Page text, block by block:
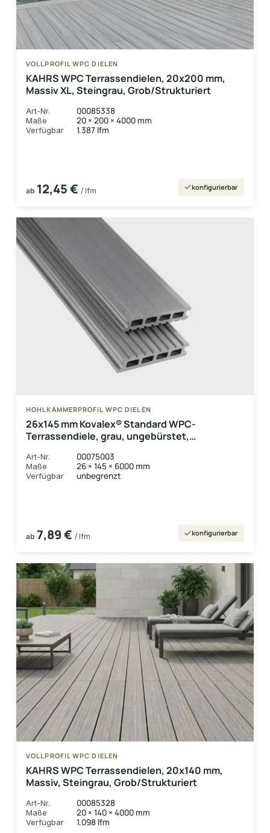
VOLLPROFIL WPC DIELEN
KAHRS WPC Terrassendielen, 20x200 mm,
Massiv XL, Steingrau, Grob/Strukturiert
Art-Nr. 00085338
Maße 20 × 200 × 4000 mm
Verfügbar 1.387 lfm
ab 12,45 € / lfm konfigurierbar
HOHLKAMMERPROFIL WPC DIELEN
26x145 mm Kovalex® Standard WPC-
Terrassendiele, grau, ungebürstet,
Profil: grob/fein
Art-Nr. 00075003
Maße 26 × 145 × 6000 mm
Verfügbar unbegrenzt
ab 7,89 € / lfm konfigurierbar
VOLLPROFIL WPC DIELEN
KAHRS WPC Terrassendielen, 20x140 mm,
Massiv, Steingrau, Grob/Strukturiert
Art-Nr. 00085328
Maße 20 × 140 × 4000 mm
Verfügbar 1.098 lfm